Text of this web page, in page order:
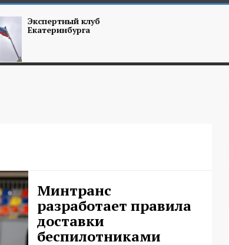
Экспертный клуб
Екатеринбурга
Минтранс
разработает правила
доставки
беспилотниками